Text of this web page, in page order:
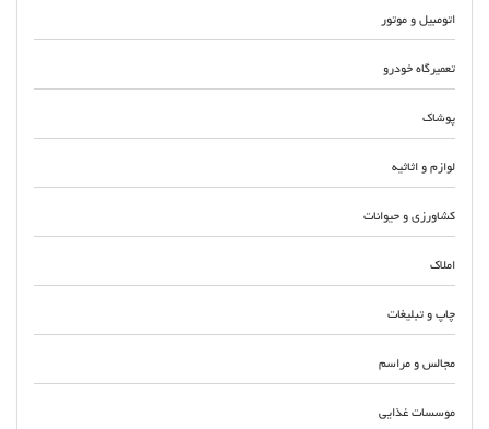
اتومبیل و موتور
تعمیرگاه خودرو
پوشاک
لوازم و اثاثیه
کشاورزی و حیوانات
املاک
چاپ و تبلیغات
مجالس و مراسم
موسسات غذایی